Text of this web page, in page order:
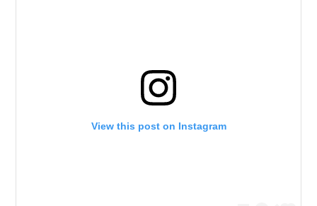
View this post on Instagram